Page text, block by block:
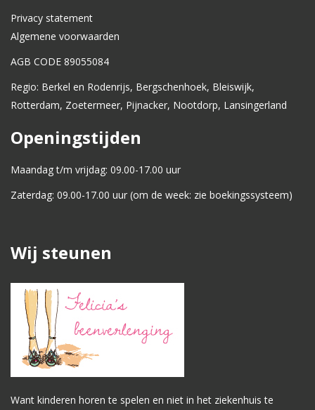
Privacy statement
Algemene voorwaarden
AGB CODE 89055084
Regio: Berkel en Rodenrijs, Bergschenhoek, Bleiswijk,
Rotterdam, Zoetermeer, Pijnacker, Nootdorp, Lansingerland
Openingstijden
Maandag t/m vrijdag: 09.00-17.00 uur
Zaterdag: 09.00-17.00 uur (om de week: zie boekingssysteem)
Wij steunen
Want kinderen horen te spelen en niet in het ziekenhuis te